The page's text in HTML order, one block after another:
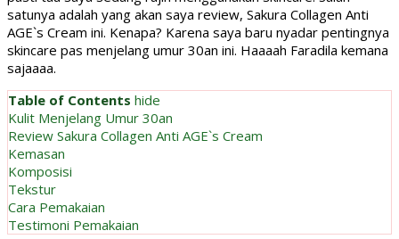
satunya adalah yang akan saya review, Sakura Collagen Anti
AGE`s Cream ini. Kenapa? Karena saya baru nyadar pentingnya
skincare pas menjelang umur 30an ini. Haaaah Faradila kemana
sajaaaa.
Table of Contents hide
Kulit Menjelang Umur 30an
Review Sakura Collagen Anti AGE`s Cream
Kemasan
Komposisi
Tekstur
Cara Pemakaian
Testimoni Pemakaian